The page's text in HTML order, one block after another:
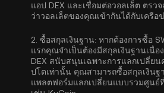
แอป DEX และเชื่อมต่อวอลเล็ต ตรว
ว่าวอลเล็ตของคุณเข้ากันได้กับเครือ
2. ซื้อสกุลเงินฐาน: หากต้องการซื้อ
แรกคุณจำเป็นต้องมีสกุลเงินฐานเนื่
DEX สนับสนุนเฉพาะการแลกเปลี่ยน
ปโตเท่านั้น คุณสามารถซื้อสกุลเงินฐ
แพลตฟอร์มแลกเปลี่ยนแบบรวมศูนย์